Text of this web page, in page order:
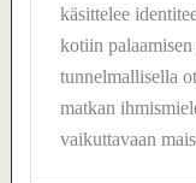
käsittelee
kotiin
tunnelmallisella
matkan
vaikuttavaan